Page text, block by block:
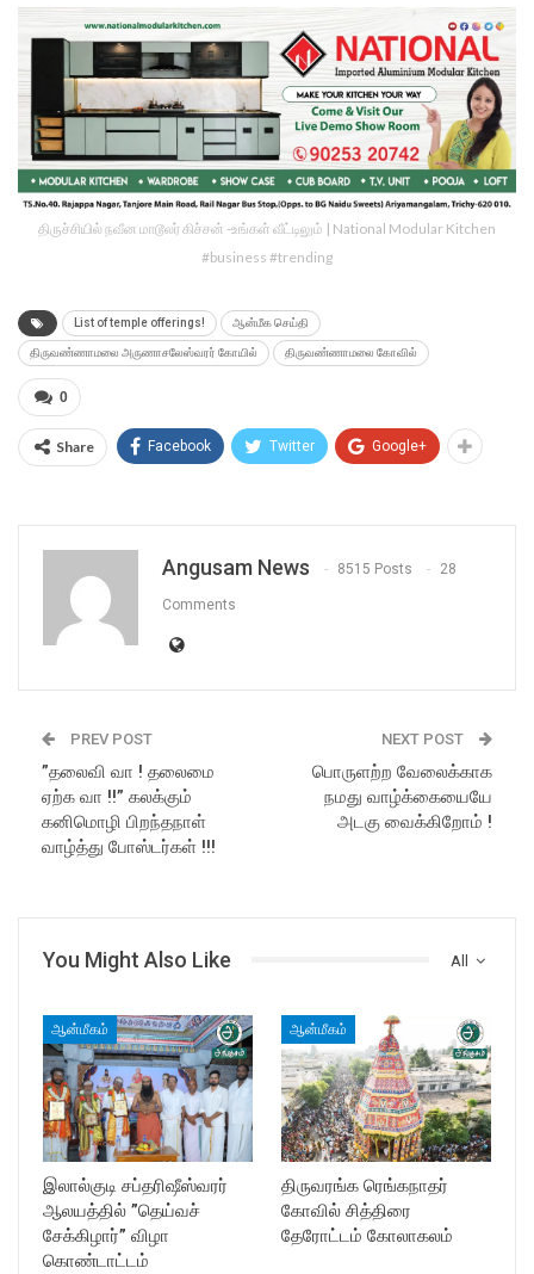
திருச்சியில் நவீன மாடூலர் கிச்சன் -உங்கள் வீட்டிலும் | National Modular Kitchen
#business #trending
List of temple offerings! ஆன்மீக செய்தி
திருவண்ணாமலை அருணாசலேஸ்வரர் கோயில் திருவண்ணாமலை கோவில்
0
Share Facebook Twitter Google+
Angusam News 8515 Posts 28
Comments
PREV POST
”தலைவி வா ! தலைமை
ஏற்க வா !!” கலக்கும்
கனிமொழி பிறந்தநாள்
வாழ்த்து போஸ்டர்கள் !!!
NEXT POST
பொருளற்ற வேலைக்காக
நமது வாழ்க்கையையே
அடகு வைக்கிறோம் !
All
You Might Also Like
ஆன்மீகம்
இலால்குடி சப்தரிஷீஸ்வரர்
ஆலயத்தில் ”தெய்வச்
சேக்கிழார்” விழா
கொண்டாட்டம்
ஆன்மீகம்
திருவரங்க ரெங்கநாதர்
கோவில் சித்திரை
தேரோட்டம் கோலாகலம்